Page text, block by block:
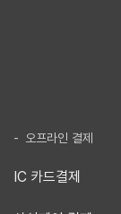
- 오프라인 결제
IC 카드결제